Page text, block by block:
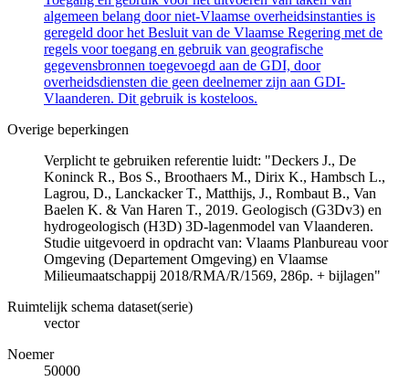
algemeen belang door niet-Vlaamse overheidsinstanties is
geregeld door het Besluit van de Vlaamse Regering met de
regels voor toegang en gebruik van geografische
gegevensbronnen toegevoegd aan de GDI, door
overheidsdiensten die geen deelnemer zijn aan GDI-
Vlaanderen. Dit gebruik is kosteloos.
Overige beperkingen
Verplicht te gebruiken referentie luidt: "Deckers J., De
Koninck R., Bos S., Broothaers M., Dirix K., Hambsch L.,
Lagrou, D., Lanckacker T., Matthijs, J., Rombaut B., Van
Baelen K. & Van Haren T., 2019. Geologisch (G3Dv3) en
hydrogeologisch (H3D) 3D-lagenmodel van Vlaanderen.
Studie uitgevoerd in opdracht van: Vlaams Planbureau voor
Omgeving (Departement Omgeving) en Vlaamse
Milieumaatschappij 2018/RMA/R/1569, 286p. + bijlagen"
Ruimtelijk schema dataset(serie)
vector
Noemer
50000